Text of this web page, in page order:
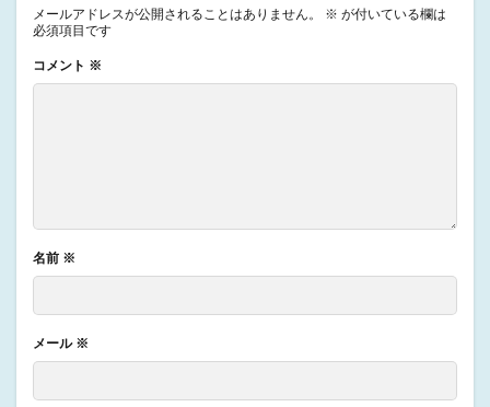
メールアドレスが公開されることはありません。 ※ が付いている欄は
必須項目です
コメント ※
名前 ※
メール ※